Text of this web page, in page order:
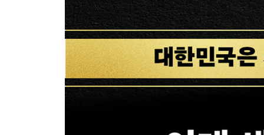
7장 분양권도 시장의 원리를 알아야 한다
지역의 흐름을 통해 최적의 타이밍을 잡아라
| 한 걸음 더 | 각 지역의 흐름 직접 확인해 보기
똘똘한 새 아파트가 될 물건을 찾기 위한 입지 분석
| 한 걸음 더 | 신도시라고 무조건 좋은 건 아니다